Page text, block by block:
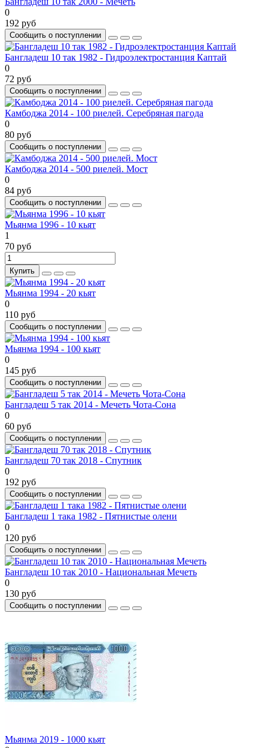
0
192 руб
Сообщить о поступлении
Бангладеш 10 так 1982 - Гидроэлектростанция Каптай
0
72 руб
Сообщить о поступлении
Камбоджа 2014 - 100 риелей. Серебряная пагода
0
80 руб
Сообщить о поступлении
Камбоджа 2014 - 500 риелей. Мост
0
84 руб
Сообщить о поступлении
Мьянма 1996 - 10 кьят
1
70 руб
Купить
Мьянма 1994 - 20 кьят
0
110 руб
Сообщить о поступлении
Мьянма 1994 - 100 кьят
0
145 руб
Сообщить о поступлении
Бангладеш 5 так 2014 - Мечеть Чота-Сона
0
60 руб
Сообщить о поступлении
Бангладеш 70 так 2018 - Спутник
0
192 руб
Сообщить о поступлении
Бангладеш 1 така 1982 - Пятнистые олени
0
120 руб
Сообщить о поступлении
Бангладеш 10 так 2010 - Национальная Мечеть
0
130 руб
Сообщить о поступлении
Мьянма 2019 - 1000 кьят